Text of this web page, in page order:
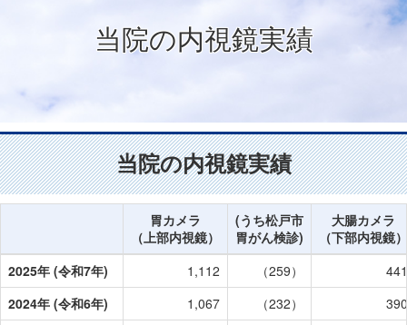
当院の内視鏡実績
当院の内視鏡実績
胃カメラ
（上部内視鏡）
(うち松戸市
胃がん検診)
大腸カメラ
（下部内視鏡）
2025年 (令和7年)
1,112 （259）
441
2024年 (令和6年)
1,067 （232）
390